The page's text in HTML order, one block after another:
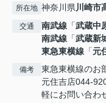
所在地 神奈川県川崎市
交通 南武線 「武蔵中
南武線 「武蔵新
東急東横線 「元
備考
東急東横線のお
元住吉店044-
軽にお問い合わ